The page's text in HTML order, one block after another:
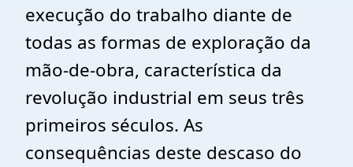
execução do trabalho diante de
todas as formas de exploração da
mão-de-obra, característica da
revolução industrial em seus três
primeiros séculos. As
consequências deste descaso do